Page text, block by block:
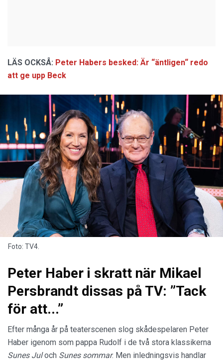
LÄS OCKSÅ: Peter Habers besked: Är “äntligen“ redo
att ge upp Beck
Foto: TV4.
Peter Haber i skratt när Mikael
Persbrandt dissas på TV: ”Tack
för att...”
Efter många år på teaterscenen slog skådespelaren Peter
Haber igenom som pappa Rudolf i de två stora klassikerna
Sunes Juloch Sunes sommar. Men inledningsvis handlar